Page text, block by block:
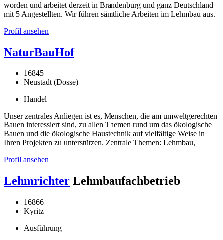
worden und arbeitet derzeit in Brandenburg und ganz Deutschland
mit 5 Angestellten. Wir führen sämtliche Arbeiten im Lehmbau aus.
Profil ansehen
NaturBauHof
16845
Neustadt (Dosse)
Handel
Unser zentrales Anliegen ist es, Menschen, die am umweltgerechten
Bauen interessiert sind, zu allen Themen rund um das ökologische
Bauen und die ökologische Haustechnik auf vielfältige Weise in
Ihren Projekten zu unterstützen. Zentrale Themen: Lehmbau,
Profil ansehen
Lehmrichter Lehmbaufachbetrieb
16866
Kyritz
Ausführung